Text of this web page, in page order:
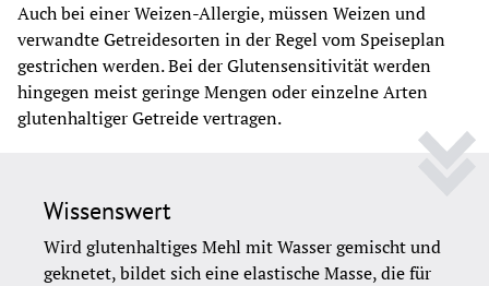
Auch bei einer Weizen-Allergie, müssen Weizen und
verwandte Getreidesorten in der Regel vom Speiseplan
gestrichen werden. Bei der Glutensensitivität werden
hingegen meist geringe Mengen oder einzelne Arten
glutenhaltiger Getreide vertragen.
Wissenswert
Wird glutenhaltiges Mehl mit Wasser gemischt und
geknetet, bildet sich eine elastische Masse, die für